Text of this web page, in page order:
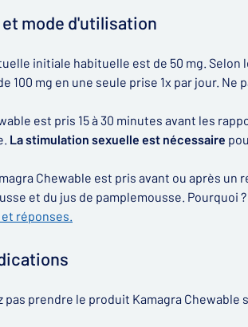
mode d'utilisation
initiale habituelle est de 50 mg.
100 mg en une seule prise 1x par jour. Ne
est pris 15 à 30 minutes avant les
La stimulation sexuelle est nécessaire
Chewable est pris avant ou après un
et du jus de pamplemousse. Pourquoi ?
réponses.
pas prendre le produit Kamagra Chewable